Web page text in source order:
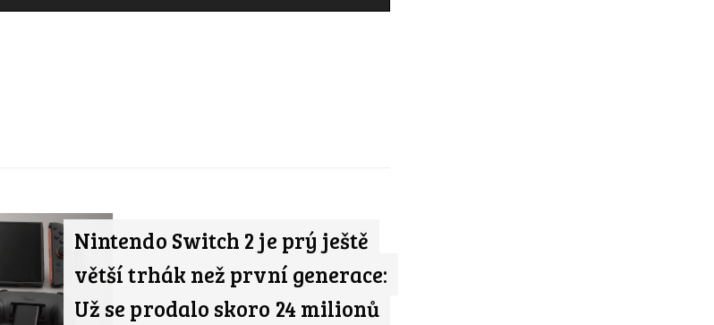
Nintendo Switch 2 je prý ještě
větší trhák než první generace:
Už se prodalo skoro 24 milionů